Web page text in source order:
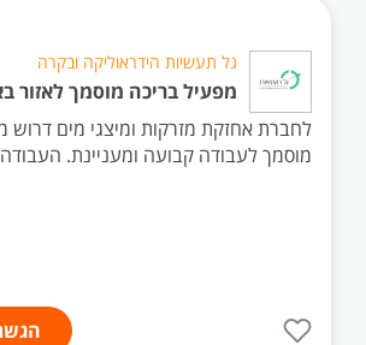
גל תעשיות הידראוליקה ובקרה
מפעיל בריכה מוסמך לאזור
לחברת אחזקת מזרקות ומיצגי מים דרוש
מוסמך לעבודה קבועה ומעניינת.